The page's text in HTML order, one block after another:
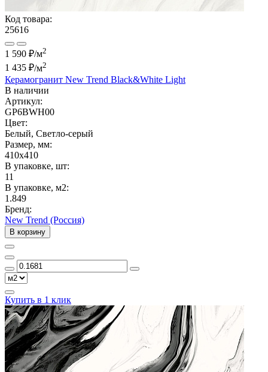
Код товара:
25616
1 590 ₽/м2
1 435 ₽/м2
Керамогранит New Trend Black&White Light
В наличии
Артикул:
GP6BWH00
Цвет:
Белый, Светло-серый
Размер, мм:
410x410
В упаковке, шт:
11
В упаковке, м2:
1.849
Бренд:
New Trend (Россия)
В корзину
Купить в 1 клик